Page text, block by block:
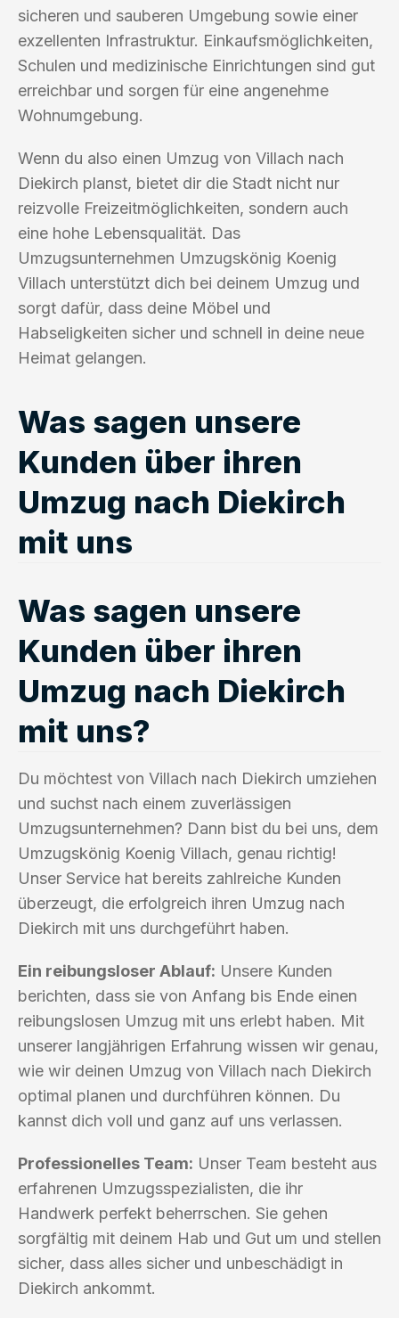
sicheren und sauberen Umgebung sowie einer
exzellenten Infrastruktur. Einkaufsmöglichkeiten,
Schulen und medizinische Einrichtungen sind gut
erreichbar und sorgen für eine angenehme
Wohnumgebung.
Wenn du also einen Umzug von Villach nach
Diekirch planst, bietet dir die Stadt nicht nur
reizvolle Freizeitmöglichkeiten, sondern auch
eine hohe Lebensqualität. Das
Umzugsunternehmen Umzugskönig Koenig
Villach unterstützt dich bei deinem Umzug und
sorgt dafür, dass deine Möbel und
Habseligkeiten sicher und schnell in deine neue
Heimat gelangen.
Was sagen unsere
Kunden über ihren
Umzug nach Diekirch
mit uns
Was sagen unsere
Kunden über ihren
Umzug nach Diekirch
mit uns?
Du möchtest von Villach nach Diekirch umziehen
und suchst nach einem zuverlässigen
Umzugsunternehmen? Dann bist du bei uns, dem
Umzugskönig Koenig Villach, genau richtig!
Unser Service hat bereits zahlreiche Kunden
überzeugt, die erfolgreich ihren Umzug nach
Diekirch mit uns durchgeführt haben.
Ein reibungsloser Ablauf: Unsere Kunden
berichten, dass sie von Anfang bis Ende einen
reibungslosen Umzug mit uns erlebt haben. Mit
unserer langjährigen Erfahrung wissen wir genau,
wie wir deinen Umzug von Villach nach Diekirch
optimal planen und durchführen können. Du
kannst dich voll und ganz auf uns verlassen.
Professionelles Team: Unser Team besteht aus
erfahrenen Umzugsspezialisten, die ihr
Handwerk perfekt beherrschen. Sie gehen
sorgfältig mit deinem Hab und Gut um und stellen
sicher, dass alles sicher und unbeschädigt in
Diekirch ankommt.